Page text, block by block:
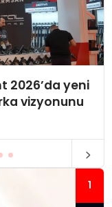
2026’da yeni
vizyonunu
1